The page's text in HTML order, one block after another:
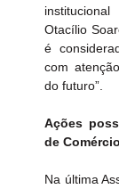
Otacílio
é
com
do futuro”.
Ações
de Comércio
Na última